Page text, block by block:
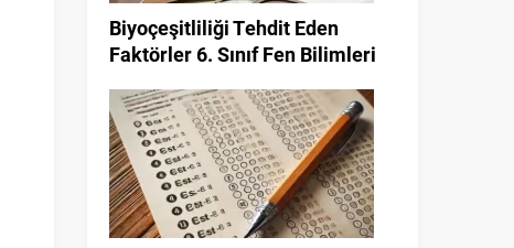
Biyoçeşitliliği Tehdit Eden
Faktörler 6. Sınıf Fen Bilimleri